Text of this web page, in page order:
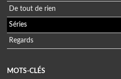
De tout de rien
Séries
Regards
MOTS-CLÉS